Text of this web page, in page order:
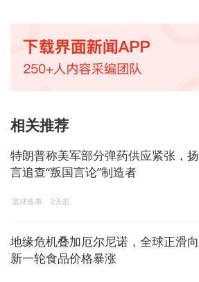
相关推荐
特朗普称美军部分弹药供应紧张，扬
言追查“叛国言论”制造者
寰球政事 2天前
地缘危机叠加厄尔尼诺，全球正滑向
新一轮食品价格暴涨